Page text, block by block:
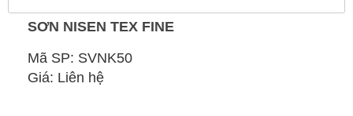
SƠN NISEN TEX FINE
Mã SP: SVNK50
Giá: Liên hệ